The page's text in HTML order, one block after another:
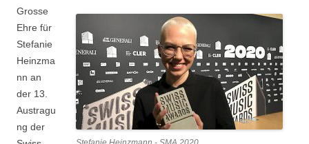
Grosse
Ehre für
Stefanie
Heinzma
nn an
der 13.
Austragu
ng der